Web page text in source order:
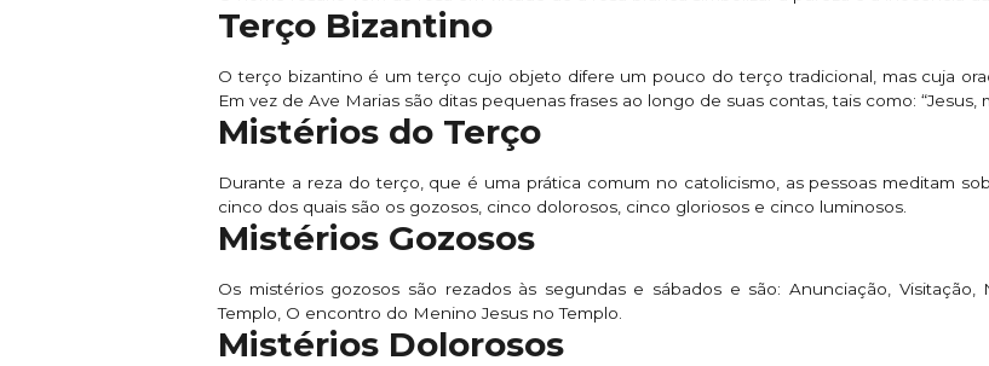
Terço Bizantino
O terço bizantino é um terço cujo objeto difere um pouco do terço tradicional, mas cuja
Em vez de Ave Marias são ditas pequenas frases ao longo de suas contas, tais como: “Jesus,
Mistérios do Terço
Durante a reza do terço, que é uma prática comum no catolicismo, as pessoas meditam
cinco dos quais são os gozosos, cinco dolorosos, cinco gloriosos e cinco luminosos.
Mistérios Gozosos
Os mistérios gozosos são rezados às segundas e sábados e são: Anunciação,
Templo, O encontro do Menino Jesus no Templo.
Mistérios Dolorosos